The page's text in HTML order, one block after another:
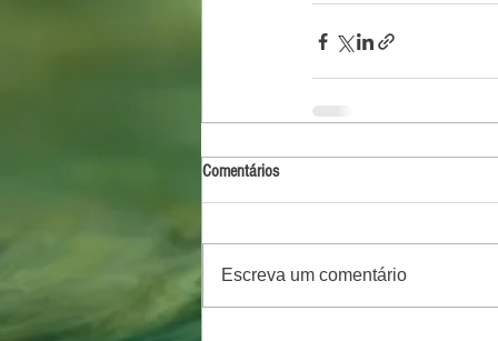
Comentários
Escreva um comentário